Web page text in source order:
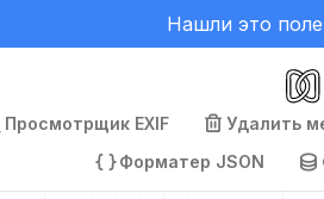
Нашли это
Просмотрщик EXIF Удалить
Форматер JSON